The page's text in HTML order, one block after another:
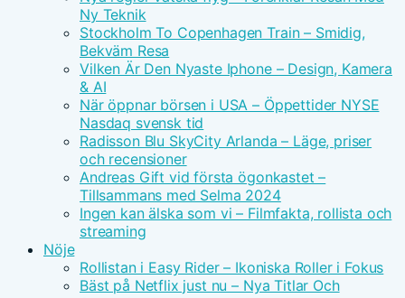
Ny Teknik
Stockholm To Copenhagen Train – Smidig,
Bekväm Resa
Vilken Är Den Nyaste Iphone – Design, Kamera
& AI
När öppnar börsen i USA – Öppettider NYSE
Nasdaq svensk tid
Radisson Blu SkyCity Arlanda – Läge, priser
och recensioner
Andreas Gift vid första ögonkastet –
Tillsammans med Selma 2024
Ingen kan älska som vi – Filmfakta, rollista och
streaming
Nöje
Rollistan i Easy Rider – Ikoniska Roller i Fokus
Bäst på Netflix just nu – Nya Titlar Och